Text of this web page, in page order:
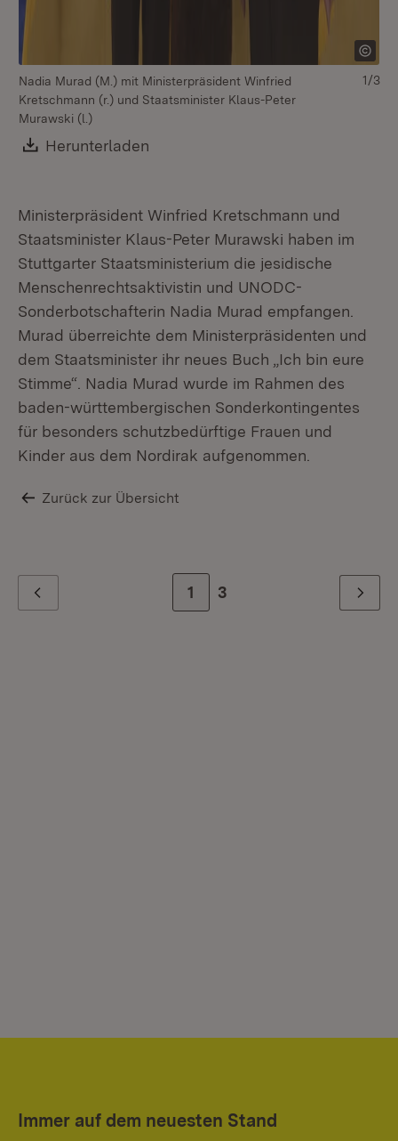
Nadia Murad (M.) mit Ministerpräsident Winfried
Kretschmann (r.) und Staatsminister Klaus-Peter
Murawski (l.)
Download:
Herunterladen
1/3
Ministerpräsident Winfried Kretschmann und
Staatsminister Klaus-Peter Murawski haben im
Stuttgarter Staatsministerium die jesidische
Menschenrechtsaktivistin und UNODC-
Sonderbotschafterin Nadia Murad empfangen.
Murad überreichte dem Ministerpräsidenten und
dem Staatsminister ihr neues Buch „Ich bin eure
Stimme“. Nadia Murad wurde im Rahmen des
baden-württembergischen Sonderkontingentes
für besonders schutzbedürftige Frauen und
Kinder aus dem Nordirak aufgenommen.
Zurück zur Übersicht
Zur Seite
1 Zur letzten Seite
3 Weiter
Immer auf dem neuesten Stand